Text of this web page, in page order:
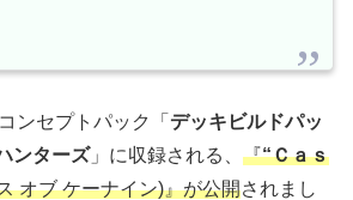
ンセプトパック「 デッキビルドパッ
ンターズ」に収録される、 『“Ｃａｓ
オブ ケーナイン)』が公開されまし